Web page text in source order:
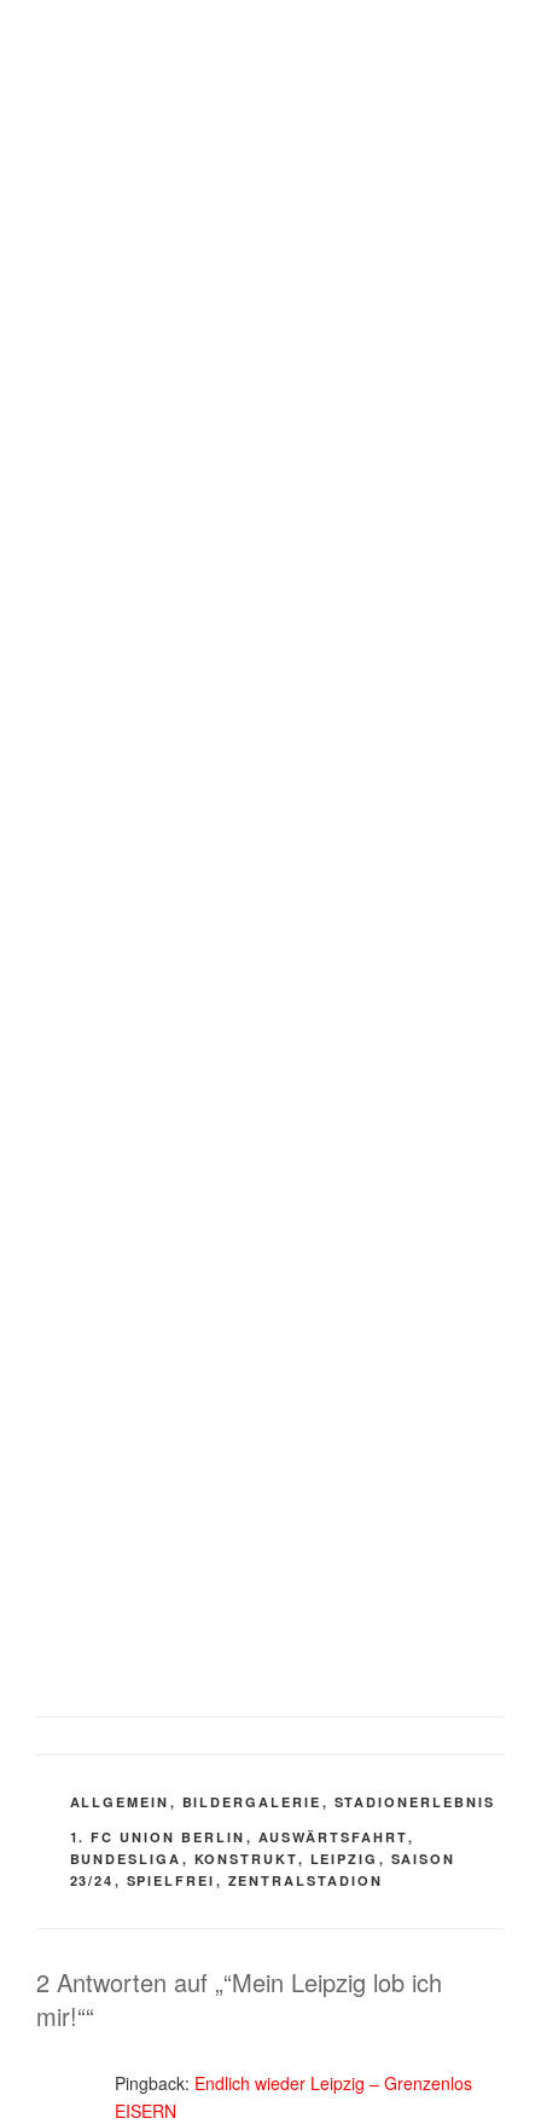
KATEGORIEN
ALLGEMEIN , BILDERGALERIE , STADIONERLEBNIS
SCHLAGWÖRTER
1. FC UNION BERLIN , AUSWÄRTSFAHRT,
BUNDESLIGA , KONSTRUKT, LEIPZIG , SAISON
23/24 , SPIELFREI , ZENTRALSTADION
2 Antworten auf „“Mein Leipzig lob ich
mir!““
Pingback: Endlich wieder Leipzig – Grenzenlos
EISERN